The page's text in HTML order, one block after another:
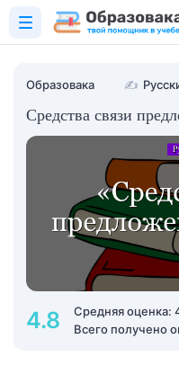
Образовака ✍
Средства связи
4.8
Средняя оценка:
Всего получено